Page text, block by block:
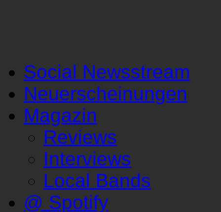
Social Newsstream
Neuerscheinungen
Magazin
Reviews
Interviews
Local Bands
@ Spotify